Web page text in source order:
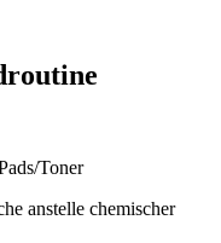
Toner
anstelle chemischer